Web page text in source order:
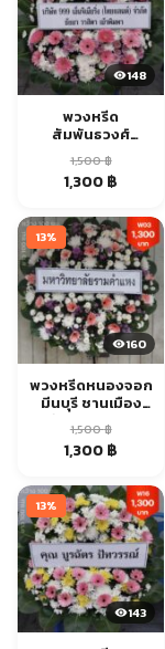
148
พวงหรีด
สัมพันธวงศ์
เยาวราช ไชน่าทาวน์
ส่งด่วน
1,500฿
Original
was:
1,500 ฿.
1,300฿
is:
1,300 ฿.
13%
160
พวงหรีดหนองจอก
มีนบุรี ชานเมือง
ตะวันออก ส่งด่วน
1,500฿
Original
was:
1,500 ฿.
1,300฿
is:
1,300 ฿.
13%
143